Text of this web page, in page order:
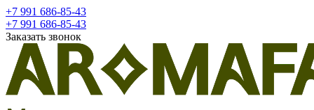
+7 991 686-85-43
+7 991 686-85-43
Заказать звонок